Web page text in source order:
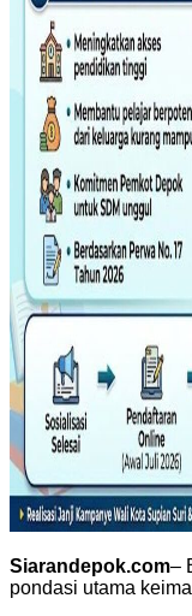
Siarandepok.com–
pondasi utama